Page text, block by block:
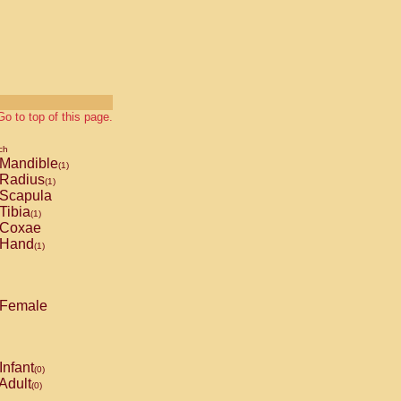
to top of this page.
Mandible(1)
Radius(1)
Scapula
Tibia(1)
Coxae
Hand(1)
Female
Infant(0)
(0)